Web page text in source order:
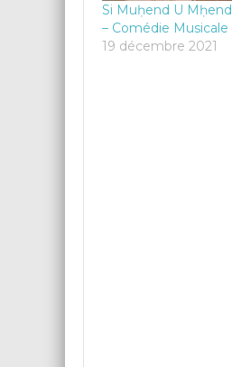
Si Muḥend U Mḥend
– Comédie Musicale
19 décembre 2021